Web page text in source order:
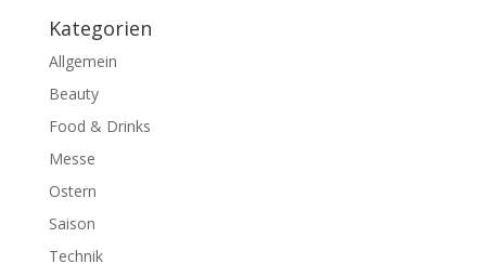
Kategorien
Allgemein
Beauty
Food & Drinks
Messe
Ostern
Saison
Technik